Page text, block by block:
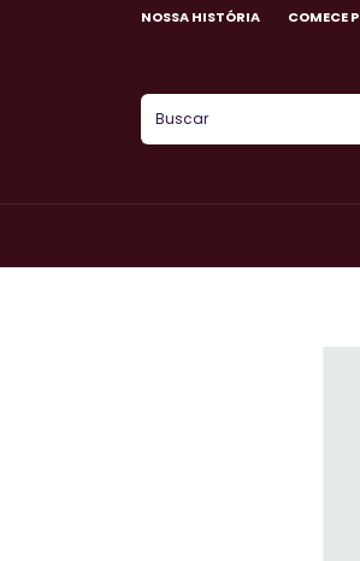
NOSSA HISTÓRIA COMECE